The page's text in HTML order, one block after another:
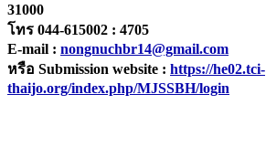
31000
โทร 044-615002 : 4705
E-mail : nongnuchbr14@gmail.com
หรือ Submission website : https://he02.tci-
thaijo.org/index.php/MJSSBH/login